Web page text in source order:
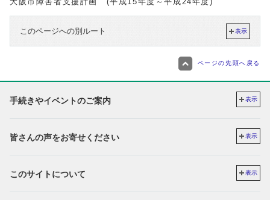
このページへの別ルート 表示
ページの先頭へ戻る
手続きやイベントのご案内 表示
皆さんの声をお寄せください 表示
このサイトについて 表示